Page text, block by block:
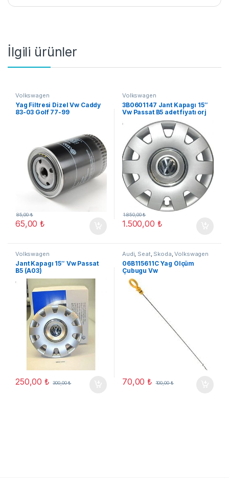
İlgili ürünler
Volkswagen
Yag Filtresi Dizel Vw Caddy
83-03 Golf 77-99
65,00₺
85,00₺
Volkswagen
3B0601147 Jant Kapagı 15″
Vw Passat B5 adet fiyatı orj
1.500,00 ₺
1.850,00₺
Volkswagen
Jant Kapagı 15″ Vw Passat
B5 (A03)
250,00₺ 300,00₺
Audi, Seat, Skoda,Volkswagen
06B115611C Yag Ölçüm
Çubugu Vw
Golf/Jetta/Passat
70,00₺ 100,00₺